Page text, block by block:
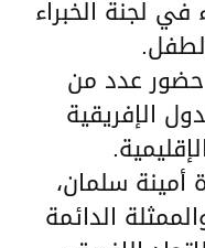
لجنة الخبراء
حضور عدد من
الإفريقية
أمينة سلمان،
الدائمة